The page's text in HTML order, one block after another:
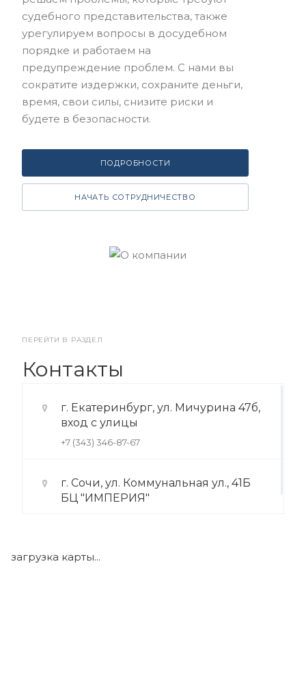
судебного представительства, также
урегулируем вопросы в досудебном
порядке и работаем на
предупреждение проблем. С нами вы
сократите издержки, сохраните деньги,
время, свои силы, снизите риски и
будете в безопасности.
ПОДРОБНОСТИ
НАЧАТЬ СОТРУДНИЧЕСТВО
ПЕРЕЙТИ В РАЗДЕЛ
Контакты
г. Екатеринбург, ул. Мичурина 47б,
вход с улицы
+7 (343) 346-87-67
г. Сочи, ул. Коммунальная ул., 41Б
БЦ "ИМПЕРИЯ"
загрузка карты...